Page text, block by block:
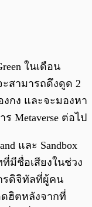
ในเดือน
สามารถดึงดูด 2
กง และจะมองหา
Metaverse ต่อไป
และ Sandbox
มีชื่อเสียงในช่วง
รดิจิทัลที่ผู้คน
ฮิตหลังจากที่